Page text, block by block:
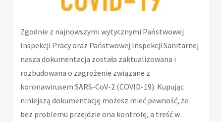
Zgodnie z najnowszymi wytycznymi Państwowej
Inspekcji Pracy oraz Państwowej Inspekcji Sanitarnej
nasza dokumentacja została zaktualizowana i
rozbudowana o zagrożenie związane z
koronawirusem SARS-CoV-2 (COVID-19). Kupując
niniejszą dokumentację możesz mieć pewność, że
bez problemu przejdzie ona kontrolę, a treść w